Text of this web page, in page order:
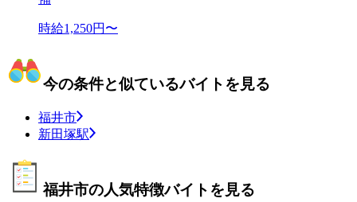
時給1,250円〜
今の条件と似ているバイトを見る
福井市
新田塚駅
福井市の人気特徴バイトを見る